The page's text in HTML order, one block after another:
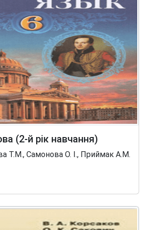
(2-й рік навчання)
Т.М., Самонова О. І., Приймак А.М.